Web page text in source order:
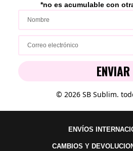
*no es acumulable con ot
ENVIAR
© 2026 SB Sublim.
ENVÍOS
CAMBIOS Y